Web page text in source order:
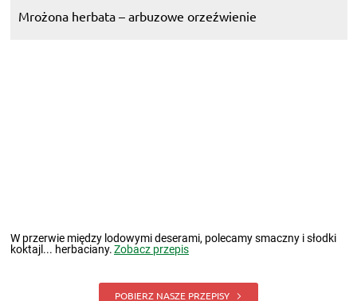
Mrożona herbata – arbuzowe orzeźwienie
POBIERZ NASZE PRZEPISY